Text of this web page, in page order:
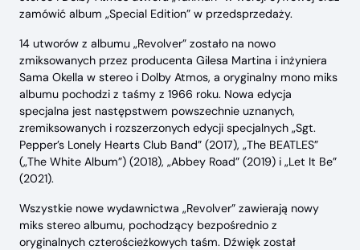
zamówić album „Special Edition” w przedsprzedaży.
14 utworów z albumu „Revolver” zostało na nowo
zmiksowanych przez producenta Gilesa Martina i inżyniera
Sama Okella w stereo i Dolby Atmos, a oryginalny mono miks
albumu pochodzi z taśmy z 1966 roku. Nowa edycja
specjalna jest następstwem powszechnie uznanych,
zremiksowanych i rozszerzonych edycji specjalnych „Sgt.
Pepper’s Lonely Hearts Club Band” (2017), „The BEATLES”
(„The White Album”) (2018), „Abbey Road” (2019) i „Let It Be”
(2021).
Wszystkie nowe wydawnictwa „Revolver” zawierają nowy
miks stereo albumu, pochodzący bezpośrednio z
oryginalnych czterościeżkowych taśm. Dźwięk został